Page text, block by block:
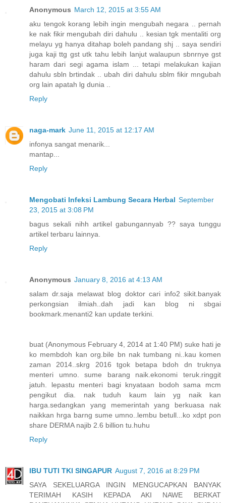
Anonymous March 12, 2015 at 3:55 AM
aku tengok korang lebih ingin mengubah negara .. pernah
ke nak fikir mengubah diri dahulu .. kesian tgk mentaliti org
melayu yg hanya ditahap boleh pandang shj .. saya sendiri
juga kaji ttg gst utk tahu lebih lanjut walaupun sbnrnye gst
haram dari segi agama islam ... tetapi melakukan kajian
dahulu sbln brtindak .. ubah diri dahulu sblm fikir mngubah
org lain apatah lg dunia ..
Reply
naga-mark June 11, 2015 at 12:17 AM
infonya sangat menarik...
mantap..
Reply
Mengobati Infeksi Lambung Secara Herbal September
23, 2015 at 3:08 PM
bagus sekali nihh artikel gabungannyab ?? saya tunggu
artikel terbaru lainnya.
Reply
Anonymous January 8, 2016 at 4:13 AM
salam dr.saja melawat blog doktor cari info2 sikit.banyak
perkongsian ilmiah..dah jadi kan blog ni sbgai
bookmark.menanti2 kan update terkini.
buat (Anonymous February 4, 2014 at 1:40 PM) suke hati je
ko membdoh kan org.bile bn nak tumbang ni..kau komen
zaman 2014..skrg 2016 tgok betapa bdoh dn truknya
menteri umno. sume barang naik.ekonomi teruk.ringgit
jatuh. lepastu menteri bagi knyataan bodoh sama mcm
pengikut dia. nak tuduh kaum lain yg naik kan
harga.sedangkan yang memerintah yang berkuasa nak
naikkan hrga barng sume umno..lembu betull...ko xdpt pon
share DERMA najib 2.6 billion tu.huhu
Reply
IBU TUTI TKI SINGAPUR August 7, 2016 at 8:29 PM
SAYA SEKELUARGA INGIN MENGUCAPKAN BANYAK
TERIMAH KASIH KEPADA AKI NAWE BERKAT